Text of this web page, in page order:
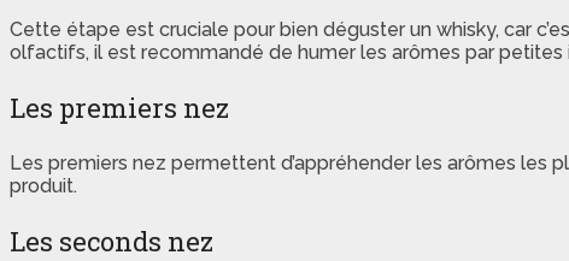
Cette étape est cruciale pour bien déguster un whisky, car
olfactifs, il est recommandé de humer les arômes par
Les premiers nez
Les premiers nez permettent d’appréhender les arômes les
produit.
Les seconds nez